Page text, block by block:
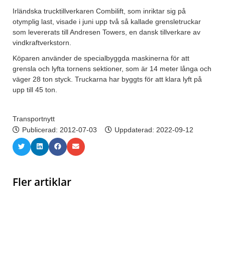
Irländska trucktillverkaren Combilift, som inriktar sig på
otymplig last, visade i juni upp två så kallade grensletruckar
som levererats till Andresen Towers, en dansk tillverkare av
vindkraftverkstorn.
Köparen använder de specialbyggda maskinerna för att
grensla och lyfta tornens sektioner, som är 14 meter långa och
väger 28 ton styck. Truckarna har byggts för att klara lyft på
upp till 45 ton.
Transportnytt
Publicerad: 2012-07-03 Uppdaterad: 2022-09-12
Fler artiklar